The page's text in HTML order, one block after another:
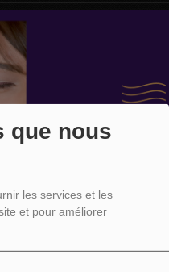
que nous
les services et les
et pour améliorer